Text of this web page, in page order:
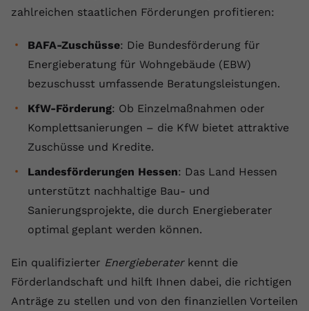
zahlreichen staatlichen Förderungen profitieren:
BAFA-Zuschüsse: Die Bundesförderung für
Energieberatung für Wohngebäude (EBW)
bezuschusst umfassende Beratungsleistungen.
KfW-Förderung: Ob Einzelmaßnahmen oder
Komplettsanierungen – die KfW bietet attraktive
Zuschüsse und Kredite.
Landesförderungen Hessen: Das Land Hessen
unterstützt nachhaltige Bau- und
Sanierungsprojekte, die durch Energieberater
optimal geplant werden können.
Ein qualifizierter Energieberaterkennt die
Förderlandschaft und hilft Ihnen dabei, die richtigen
Anträge zu stellen und von den finanziellen Vorteilen